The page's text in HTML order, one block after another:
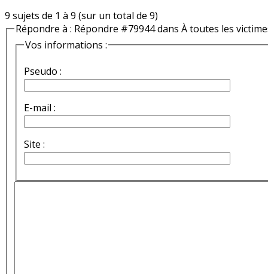
9 sujets de 1 à 9 (sur un total de 9)
Répondre à : Répondre #79944 dans À toutes les
Vos informations :
Pseudo :
E-mail :
Site :